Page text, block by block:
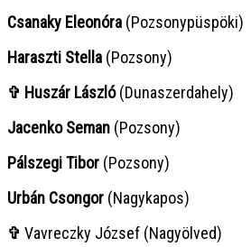
Csanaky Eleonóra (Pozsonypüspöki)
Haraszti Stella (Pozsony)
✞ Huszár László(Dunaszerdahely)
Jacenko Seman (Pozsony)
Pálszegi Tibor (Pozsony)
Urbán Csongor (Nagykapos)
✞ Vavreczky József (Nagyölved)